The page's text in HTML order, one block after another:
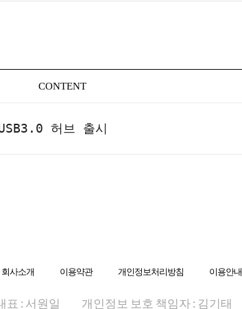
CONTENT
허브 출시
회사소개 이용약관 개인정보처리방침 이용안내
표 : 서원일 개인정보 보호 책임자 : 김기태